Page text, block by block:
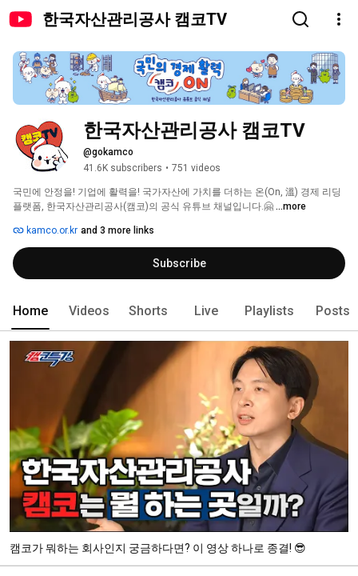
한국자산관리공사 캠코TV
한국자산관리공사 캠코TV
@gokamco
41.6K subscribers • 751 videos
국민에 안정을! 기업에 활력을! 국가자산에 가치를 더하는 온(On, 溫) 경제 리딩
플랫폼, 한국자산관리공사(캠코)의 공식 유튜브 채널입니다.🤗 ...more
kamco.or.kr and 3 more links
Subscribe
Home Videos Shorts Live Playlists Posts
캠코가 뭐하는 회사인지 궁금하다면? 이 영상 하나로 종결! 😎